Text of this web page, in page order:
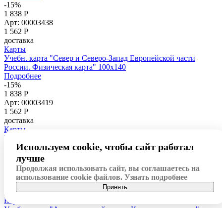
-15%
1 838 Р
Арт: 00003438
1 562 Р
доставка
Карты
Учебн. карта "Север и Северо-Запад Европейской части
России. Физическая карта" 100х140
Подробнее
-15%
1 838 Р
Арт: 00003419
1 562 Р
доставка
Карты
Учебн. карта "Западная Сибирь. Физическая карта" 100х140
Подробнее
-15%
1 733 Р
Арт: 00003370
1 473Р
доставка
Карты
Используем cookie, чтобы сайт работал
лучше
Продолжая использовать сайт, вы соглашаетесь на
использование cookie файлов. Узнать подробнее
Принять